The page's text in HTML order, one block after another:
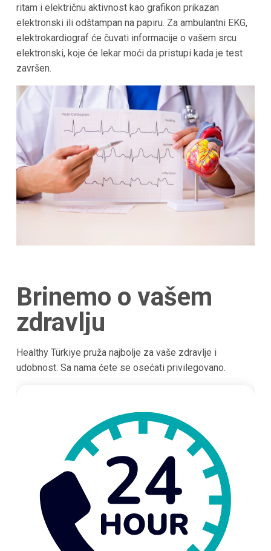
ritam i električnu aktivnost kao grafikon prikazan
elektronski ili odštampan na papiru. Za ambulantni EKG,
elektrokardiograf će čuvati informacije o vašem srcu
elektronski, koje će lekar moći da pristupi kada je test
završen.
Brinemo o vašem
zdravlju
Healthy Türkiye pruža najbolje za vaše zdravlje i
udobnost. Sa nama ćete se osećati privilegovano.